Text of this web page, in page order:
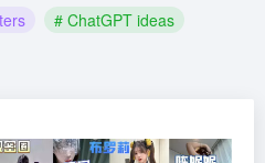
# ChatGPT ideas